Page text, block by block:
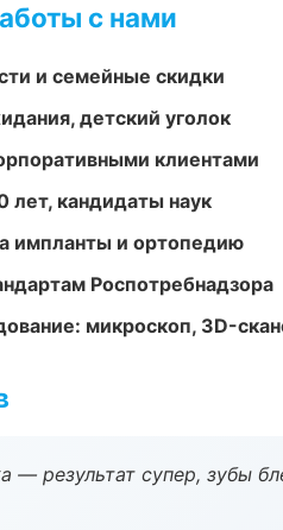
с нами
и семейные скидки
детский уголок
клиентами
лет, кандидаты наук
импланты и ортопедию
Роспотребнадзора
микроскоп, 3D-
— результат супер, зубы